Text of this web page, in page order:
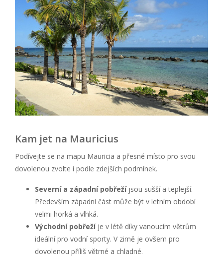
Kam jet na Mauricius
Podívejte se na mapu Mauricia a přesné místo pro svou
dovolenou zvolte i podle zdejších podmínek.
Severní a západní pobřeží jsou sušší a teplejší.
Především západní část může být v letním období
velmi horká a vlhká.
Východní pobřežíje v létě díky vanoucím větrům
ideální pro vodní sporty. V zimě je ovšem pro
dovolenou příliš větrné a chladné.